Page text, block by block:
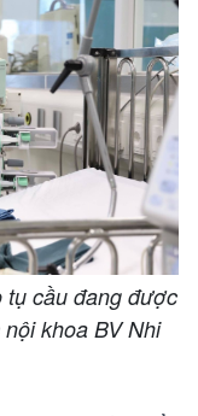
tụ cầu đang được
khoa BV Nhi